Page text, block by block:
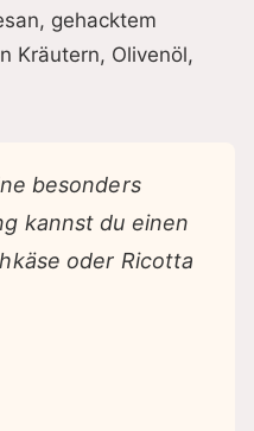
gehacktem
Kräutern, Olivenöl,
besonders
kannst du einen
oder Ricotta